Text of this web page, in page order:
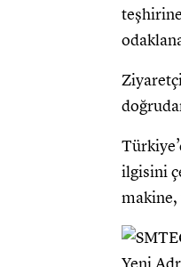
ilgisini
makine,